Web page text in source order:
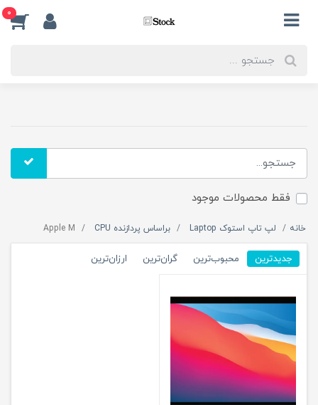
0
فقط محصولات موجود
خانه لپ تاپ استوک Laptop براساس پردازنده CPU Apple M
جدیدترین محبوب‌ترین گران‌ترین ارزان‌ترین